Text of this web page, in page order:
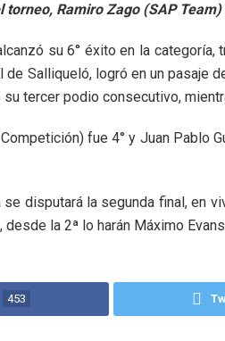
torneo, Ramiro Zago (SAP Team)
su 6° éxito en la
de Salliqueló, logró en un
tercer podio consecutivo,
fue 4° y Juan Pablo
se disputará la segunda final, en
desde la 2ª lo harán Máximo
453